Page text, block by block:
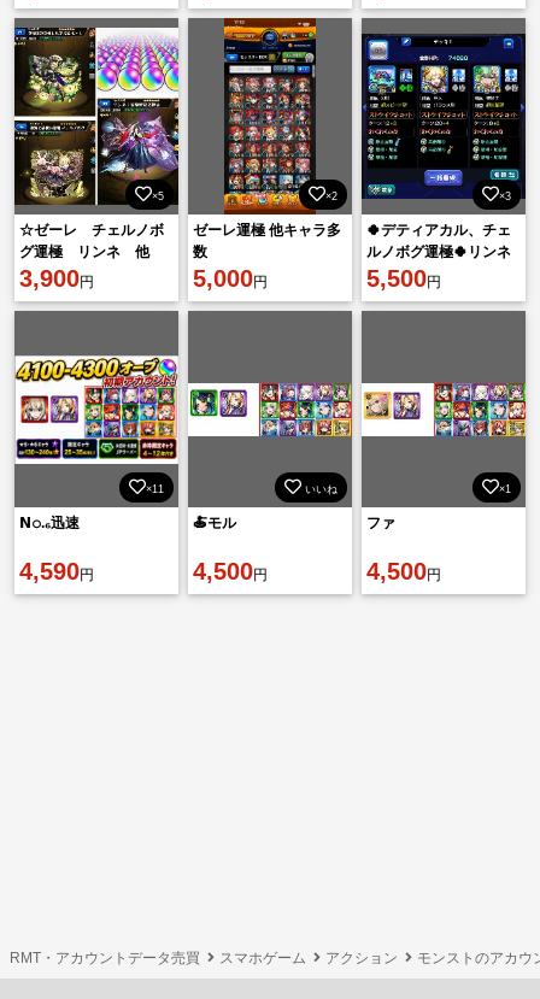
×5
☆ゼーレ チェルノボ
グ運極 リンネ 他
オーブチケット込み１
８００個↑↑ く15
3,900円
×2
ゼーレ運極 他キャラ多
数
5,000円
×3
🍀デティアカル、チェ
ルノボグ運極🍀リンネ
共存アカウント
5,500円
×11
𝗡𝚘.₆迅速
4,590円
いいね
🍝モル
4,500円
×1
ファ
4,500円
RMT・アカウントデータ売買 スマホゲーム アクション モンストのアカウ